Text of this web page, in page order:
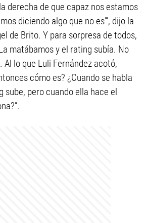
derecha de que capaz nos estamos
diciendo algo que no es’”, dijo la
de Brito. Y para sorpresa de todos,
matábamos y el rating subía. No
Al lo que Luli Fernández acotó,
cómo es? ¿Cuando se habla
sube, pero cuando ella hace el